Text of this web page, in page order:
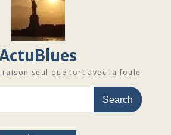
seul que tort avec la foule